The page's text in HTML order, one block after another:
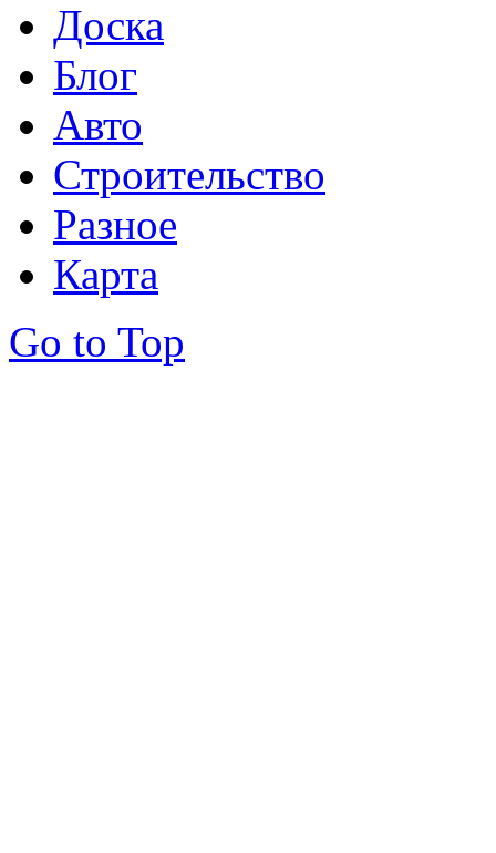
Доска
Блог
Авто
Строительство
Разное
Карта
Go to Top